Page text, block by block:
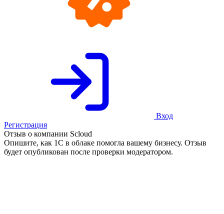
Вход
Регистрация
Отзыв о компании Scloud
Опишите, как 1С в облаке помогла вашему бизнесу. Отзыв
будет опубликован после проверки модератором.